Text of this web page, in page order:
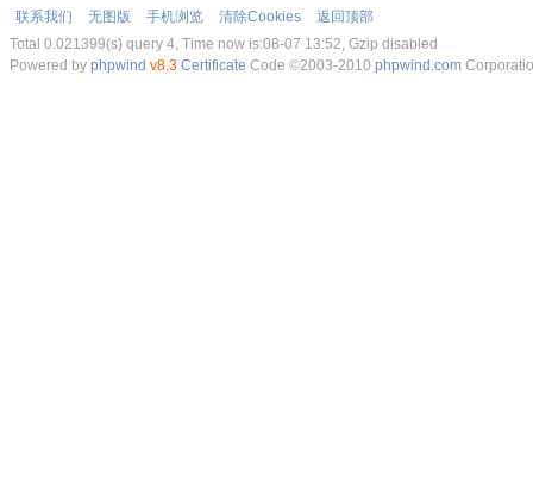
联系我们 无图版 手机浏览 清除Cookies
返回顶部
Total 0.021399(s) query 4, Time now is:08-07 13:52, Gzip disabled
Powered by phpwind v8.3 Certificate Code ©2003-2010 phpwind.com